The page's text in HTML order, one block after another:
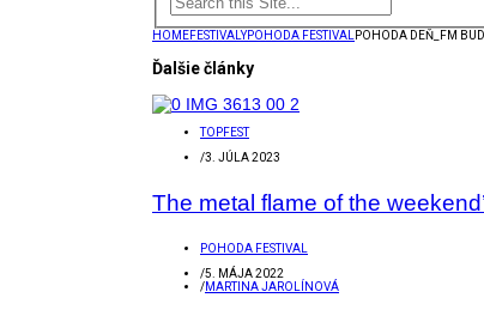
HOMEFESTIVALYPOHODA FESTIVAL POHODA DEŇ_FM
Ďalšie články
TOPFEST
/3. JÚLA 2023
The metal flame of the
POHODA FESTIVAL
/5. MÁJA 2022
/MARTINA JAROLÍNOVÁ